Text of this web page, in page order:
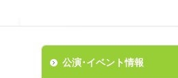
公演･イベント情報